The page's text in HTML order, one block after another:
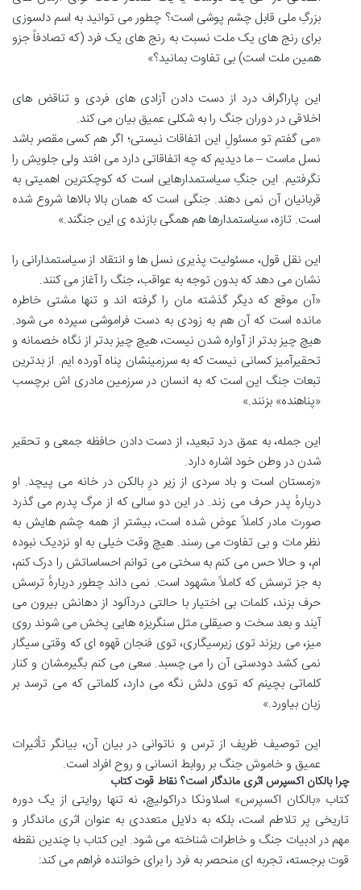
بزرگِ ملی قابل چشم پوشی است؟ چطور می توانید به اسم دلسوزی
برای رنج های یک ملت نسبت به رنج های یک فرد (که تصادفاً جزو
همین ملت است) بی تفاوت بمانید؟»
این پاراگراف درد از دست دادن آزادی های فردی و تناقض های
اخلاقی در دوران جنگ را به شکلی عمیق بیان می کند.
«می گفتم تو مسئولِ این اتفاقات نیستی؛ اگر هم کسی مقصر باشد
نسل ماست – ما دیدیم که چه اتفاقاتی دارد می افتد ولی جلویش را
نگرفتیم. این جنگِ سیاستمدارهایی است که کوچکترین اهمیتی به
قربانیان آن نمی دهند. جنگی است که همان بالا بالاها شروع شده
است. تازه، سیاستمدارها هم همگی بازنده ی این جنگند.»
این نقل قول، مسئولیت پذیری نسل ها و انتقاد از سیاستمدارانی را
نشان می دهد که بدون توجه به عواقب، جنگ را آغاز می کنند.
«آن موقع که دیگر گذشته مان را گرفته اند و تنها مشتی خاطره
مانده است که آن هم به زودی به دست فراموشی سپرده می شود.
هیچ چیز بدتر از آواره شدن نیست، هیچ چیز بدتر از نگاه خصمانه و
تحقیرآمیز کسانی نیست که به سرزمینشان پناه آورده ایم. از بدترین
تبعات جنگ این است که به انسان در سرزمین مادری اش برچسب
«پناهنده» بزنند.»
این جمله، به عمق درد تبعید، از دست دادن حافظه جمعی و تحقیر
شدن در وطن خود اشاره دارد.
«زمستان است و باد سردی از زیر درِ بالکن در خانه می پیچد. او
دربارهٔ پدر حرف می زند. در این دو سالی که از مرگ پدرم می گذرد
صورت مادر کاملاً عوض شده است، بیشتر از همه چشم هایش به
نظر مات و بی تفاوت می رسند. هیچ وقت خیلی به او نزدیک نبوده
ام، و حالا حس می کنم به سختی می توانم احساساتش را درک کنم،
به جز ترسش که کاملاً مشهود است. نمی داند چطور دربارهٔ ترسش
حرف بزند، کلمات بی اختیار با حالتی دردآلود از دهانش بیرون می
آیند و بعد سخت و صیقلی مثل سنگریزه هایی پخش می شوند روی
میز، می ریزند توی زیرسیگاری، توی فنجان قهوه ای که وقتی سیگار
نمی کشد دودستی آن را می چسبد. سعی می کنم بگیرمشان و کنار
کلماتی بچینم که توی دلش نگه می دارد، کلماتی که می ترسد بر
زبان بیاورد.»
این توصیف ظریف از ترس و ناتوانی در بیان آن، بیانگر تأثیرات
عمیق و خاموش جنگ بر روابط انسانی و روح افراد است.
چرا بالکان اکسپرس اثری ماندگار است؟ نقاط قوت کتاب
کتاب «بالکان اکسپرس» اسلاونکا دراکولیچ، نه تنها روایتی از یک دوره
تاریخی پر تلاطم است، بلکه به دلایل متعددی به عنوان اثری ماندگار و
مهم در ادبیات جنگ و خاطرات شناخته می شود. این کتاب با چندین نقطه
قوت برجسته، تجربه ای منحصر به فرد را برای خواننده فراهم می کند: